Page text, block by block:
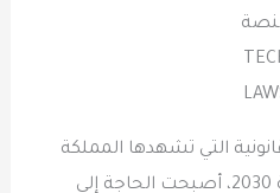
التي تشهدها المملكة
العربية السعودية ضمن رؤية 2030، أصبحت الحاجة إلى